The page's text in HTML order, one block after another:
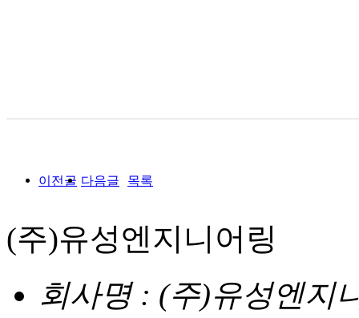
이전글 다음글 목록
(주)유성엔지니어링
회사명 : (주)유성엔지